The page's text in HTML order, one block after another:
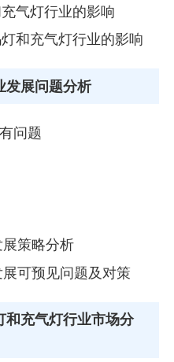
气灯行业的影响
和充气灯行业的影响
发展问题分析
问题
策略分析
可预见问题及对策
和充气灯行业市场分